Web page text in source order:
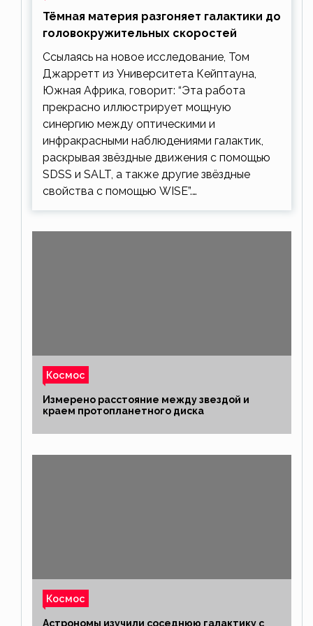
Тёмная материя разгоняет галактики до
головокружительных скоростей
Ссылаясь на новое исследование, Том
Джарретт из Университета Кейптауна,
Южная Африка, говорит: “Эта работа
прекрасно иллюстрирует мощную
синергию между оптическими и
инфракрасными наблюдениями галактик,
раскрывая звёздные движения с помощью
SDSS и SALT, а также другие звёздные
свойства с помощью WISE”.…
Космос
Измерено расстояние между звездой и
краем протопланетного диска
Космос
Астрономы изучили соседнюю галактику с